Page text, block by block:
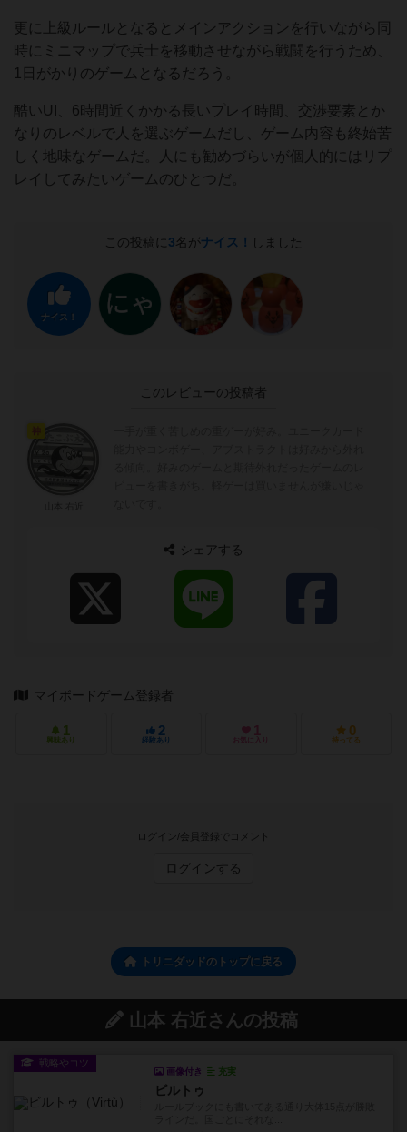
更に上級ルールとなるとメインアクションを行いながら同
時にミニマップで兵士を移動させながら戦闘を行うため、
1日がかりのゲームとなるだろう。
酷いUI、6時間近くかかる長いプレイ時間、交渉要素とか
なりのレベルで人を選ぶゲームだし、ゲーム内容も終始苦
しく地味なゲームだ。人にも勧めづらいが個人的にはリプ
レイしてみたいゲームのひとつだ。
この投稿に 3名がナイス！ しました
ナイス！
このレビューの投稿者
シェアする
マイボードゲーム登録者
1
興味あり
2
経験あり
1
お気に入り
0
持ってる
ログイン/会員登録でコメント
ログインする
トリニダッドのトップに戻る
山本 右近さんの投稿
戦略やコツ
画像付き 充実
ビルトゥ